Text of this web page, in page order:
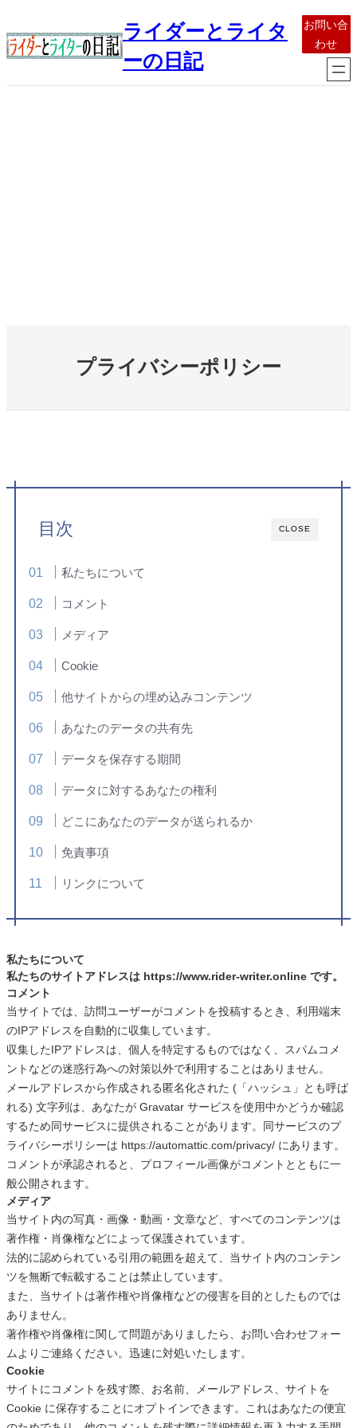
容
を
ライダーとライタ
ーの日記
お問い合
わせ
プライバシーポリシー
CLOSE
目次
私たちについて
コメント
メディア
Cookie
他サイトからの埋め込みコンテンツ
あなたのデータの共有先
データを保存する期間
データに対するあなたの権利
どこにあなたのデータが送られるか
免責事項
リンクについて
私たちについて
私たちのサイトアドレスは https://www.rider-writer.online です。
コメント
当サイトでは、訪問ユーザーがコメントを投稿するとき、利用端末
のIPアドレスを自動的に収集しています。
収集したIPアドレスは、個人を特定するものではなく、スパムコメ
ントなどの迷惑行為への対策以外で利用することはありません。
メールアドレスから作成される匿名化された (「ハッシュ」とも呼ば
れる) 文字列は、あなたが Gravatar サービスを使用中かどうか確認
するため同サービスに提供されることがあります。同サービスのプ
ライバシーポリシーは https://automattic.com/privacy/ にあります。
コメントが承認されると、プロフィール画像がコメントとともに一
般公開されます。
メディア
当サイト内の写真・画像・動画・文章など、すべてのコンテンツは
著作権・肖像権などによって保護されています。
法的に認められている引用の範囲を超えて、当サイト内のコンテン
ツを無断で転載することは禁止しています。
また、当サイトは著作権や肖像権などの侵害を目的としたものでは
ありません。
著作権や肖像権に関して問題がありましたら、お問い合わせフォー
ムよりご連絡ください。迅速に対処いたします。
Cookie
サイトにコメントを残す際、お名前、メールアドレス、サイトを
Cookie に保存することにオプトインできます。これはあなたの便宜